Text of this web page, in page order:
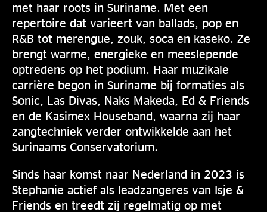
met haar roots in Suriname. Met een
repertoire dat varieert van ballads, pop en
R&B tot merengue, zouk, soca en kaseko. Ze
brengt warme, energieke en meeslepende
optredens op het podium. Haar muzikale
carrière begon in Suriname bij formaties als
Sonic, Las Divas, Naks Makeda, Ed & Friends
en de Kasimex Houseband, waarna zij haar
zangtechniek verder ontwikkelde aan het
Surinaams Conservatorium.
Sinds haar komst naar Nederland in 2023 is
Stephanie actief als leadzangeres van Isje &
Friends en treedt zij regelmatig op met